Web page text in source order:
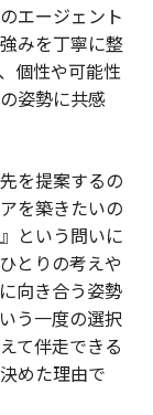
エージェント
みを丁寧に整
個性や可能性
姿勢に共感
を提案するの
を築きたいの
という問いに
とりの考えや
向き合う姿勢
う一度の選択
て伴走できる
めた理由で